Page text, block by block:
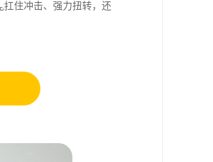
住冲击、强力扭转，还